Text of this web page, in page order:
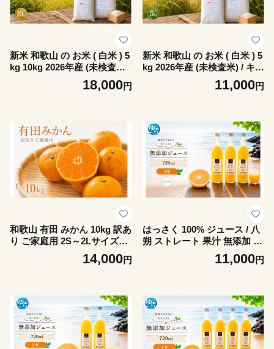
新米 和歌山 の お米 ( 白米 ) 5
kg 10kg 2026年産 (未検査米)
/ キヌヒカリ にじのきらめき
精米 米 こめ 令和8年産 選べ
0】
18,000円
新米 和歌山 の お米 ( 白米 ) 5
kg 2026年産 (未検査米) / キヌ
ヒカリ にじのきらめき 精米
米 こめ 令和8年産 選べる内
11,000円
和歌山 有田 みかん 10kg 訳あ
り ご家庭用 2S～2Lサイズ混
合 / 有田みかん 甘い 柑橘 和
歌山 ※2026年11月下旬頃～1
14,000円
はっさく 100% ジュース / 八
朔 ストレート 果汁 無添加 柑
橘 和歌山 11000円 720ml ※
北海道・沖縄・離島への配送
11,000円